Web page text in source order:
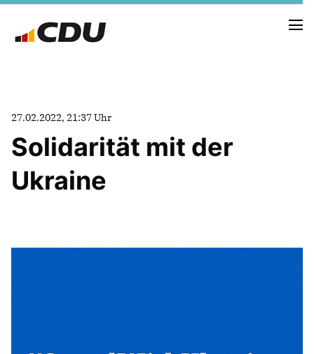
27.02.2022, 21:37 Uhr
Solidarität mit der
Ukraine